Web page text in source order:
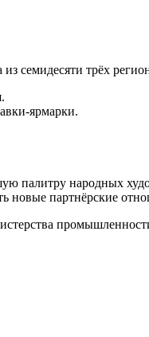
семидесяти трёх
ярмарки.
палитру народных
новые партнёрские